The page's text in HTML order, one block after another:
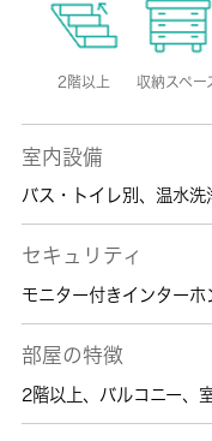
2階以上 収納スペー
室内設備
バス・トイレ別 、 温水洗
セキュリティ
モニター付きインターホ
部屋の特徴
2階以上、 バルコニー、